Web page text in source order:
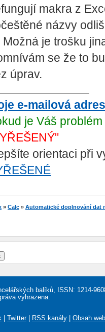
makra z
názvy
je trošku
se že to
úprav.
e-mailová
je Váš
orientaci při
» Calc » Automatické doplnování dat
balíků, ISSN: 1214-
vyhrazena.
Twitter| RSS kanály Obsah